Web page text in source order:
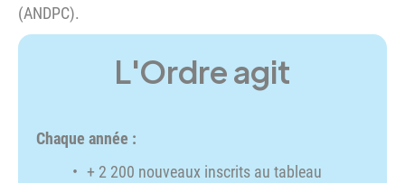
(ANDPC).
L'Ordre agit
Chaque année :
+ 2 200 nouveaux inscrits au tableau